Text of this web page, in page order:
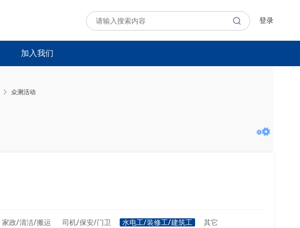
登录
加入我们
众测活动
家政/清洁/搬运 司机/保安/门卫 水电工/装修工/建筑工 其它